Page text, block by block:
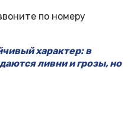
по номеру
характер: в
ливни и грозы, но